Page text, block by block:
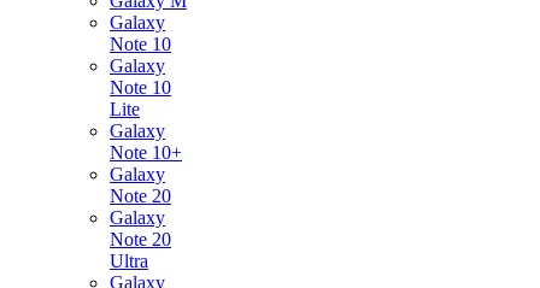
Galaxy
Note 10
Galaxy
Note 10
Lite
Galaxy
Note 10+
Galaxy
Note 20
Galaxy
Note 20
Ultra
Galaxy